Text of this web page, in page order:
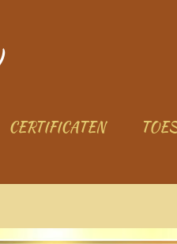
CERTIFICATEN